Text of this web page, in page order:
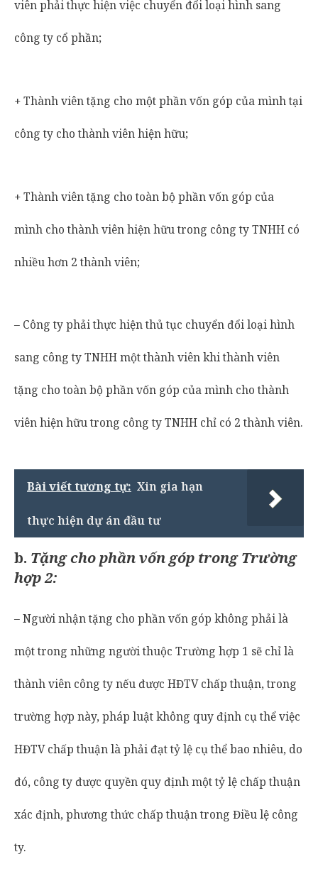
viên phải thực hiện việc chuyển đổi loại hình sang
công ty cổ phần;
+ Thành viên tặng cho một phần vốn góp của mình tại
công ty cho thành viên hiện hữu;
+ Thành viên tặng cho toàn bộ phần vốn góp của
mình cho thành viên hiện hữu trong công ty TNHH có
nhiều hơn 2 thành viên;
– Công ty phải thực hiện thủ tục chuyển đổi loại hình
sang công ty TNHH một thành viên khi thành viên
tặng cho toàn bộ phần vốn góp của mình cho thành
viên hiện hữu trong công ty TNHH chỉ có 2 thành viên.
Bài viết tương tự: Xin gia hạn
thực hiện dự án đầu tư
b. Tặng cho phần vốn góp trong Trường
hợp 2:
– Người nhận tặng cho phần vốn góp không phải là
một trong những người thuộc Trường hợp 1 sẽ chỉ là
thành viên công ty nếu được HĐTV chấp thuận, trong
trường hợp này, pháp luật không quy định cụ thể việc
HĐTV chấp thuận là phải đạt tỷ lệ cụ thể bao nhiêu, do
đó, công ty được quyền quy định một tỷ lệ chấp thuận
xác định, phương thức chấp thuận trong Điều lệ công
ty.